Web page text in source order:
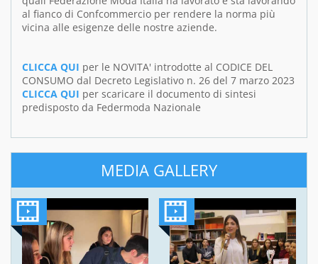
al fianco di Confcommercio per rendere la norma più
vicina alle esigenze delle nostre aziende.
CLICCA QUI per le NOVITA' introdotte al CODICE DEL
CONSUMO dal Decreto Legislativo n. 26 del 7 marzo 2023
CLICCA QUI per scaricare il documento di sintesi
predisposto da Federmoda Nazionale
MEDIA GALLERY